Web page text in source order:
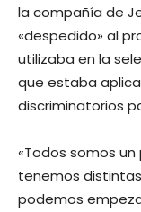
la compañía de
«despedido» al
utilizaba en la
que estaba
discriminatorios
«Todos somos
tenemos
podemos